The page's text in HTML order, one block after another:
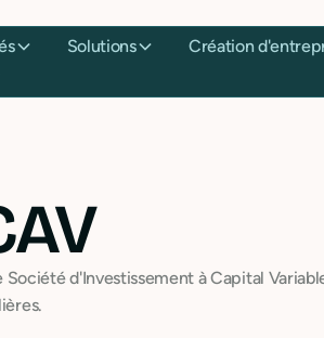
Solutions Création
d'Investissement à Capital